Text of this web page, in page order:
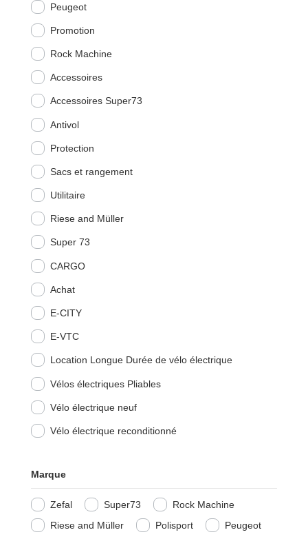
Peugeot
Promotion
Rock Machine
Accessoires
Accessoires Super73
Antivol
Protection
Sacs et rangement
Utilitaire
Riese and Müller
Super 73
CARGO
Achat
E-CITY
E-VTC
Location Longue Durée de vélo électrique
Vélos électriques Pliables
Vélo électrique neuf
Vélo électrique reconditionné
Marque
Zefal Super73
Rock Machine
Riese and Müller
Polisport
Peugeot